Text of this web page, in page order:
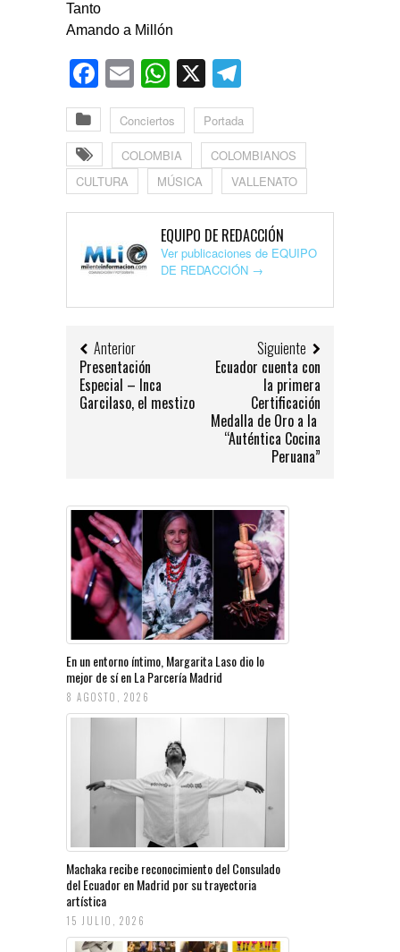
Tanto
Amando a Millón
Facebook
EmailWhatsApp
X
Conciertos Portada
COLOMBIA
COLOMBIANOS
CULTURA
MÚSICA VALLENATO
EQUIPO DE REDACCIÓN
Ver publicaciones de EQUIPO
DE REDACCIÓN →
Anterior
Presentación
Especial – Inca
Garcilaso, el mestizo
Siguiente
Ecuador cuenta con
la primera
Certificación
Medalla de Oro a la
“Auténtica Cocina
Peruana”
En un entorno íntimo, Margarita Laso dio lo
mejor de sí en La Parcería Madrid
8 AGOSTO, 2026
Machaka recibe reconocimiento del Consulado
del Ecuador en Madrid por su trayectoria
artística
15 JULIO, 2026